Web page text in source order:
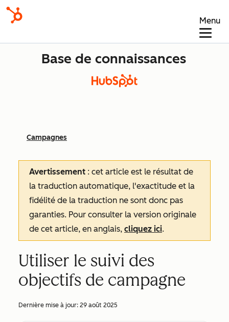
Menu
Base de connaissances
Campagnes
Avertissement : cet article est le résultat de
la traduction automatique, l'exactitude et la
fidélité de la traduction ne sont donc pas
garanties. Pour consulter la version originale
de cet article, en anglais, cliquez ici.
Utiliser le suivi des
objectifs de campagne
Dernière mise à jour: 29 août 2025